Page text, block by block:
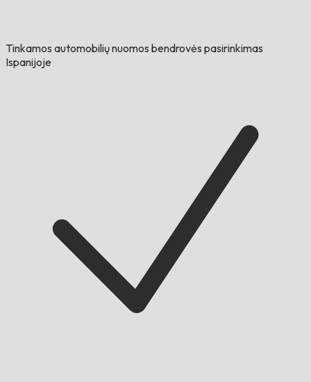
Tinkamos automobilių nuomos bendrovės pasirinkimas
Ispanijoje